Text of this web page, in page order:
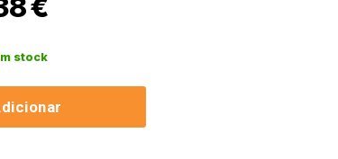
€
stock